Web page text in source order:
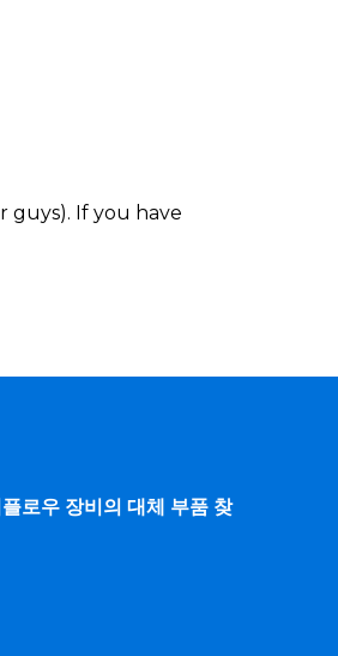
guys). If you have
로우 장비의 대체 부품 찾